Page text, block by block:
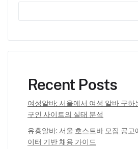
Recent Posts
여성알바: 서울에서 여성 알바 구하
구인 사이트의 실태 분석
유흥알바: 서울 호스트바 모집 공고
이터 기반 채용 가이드